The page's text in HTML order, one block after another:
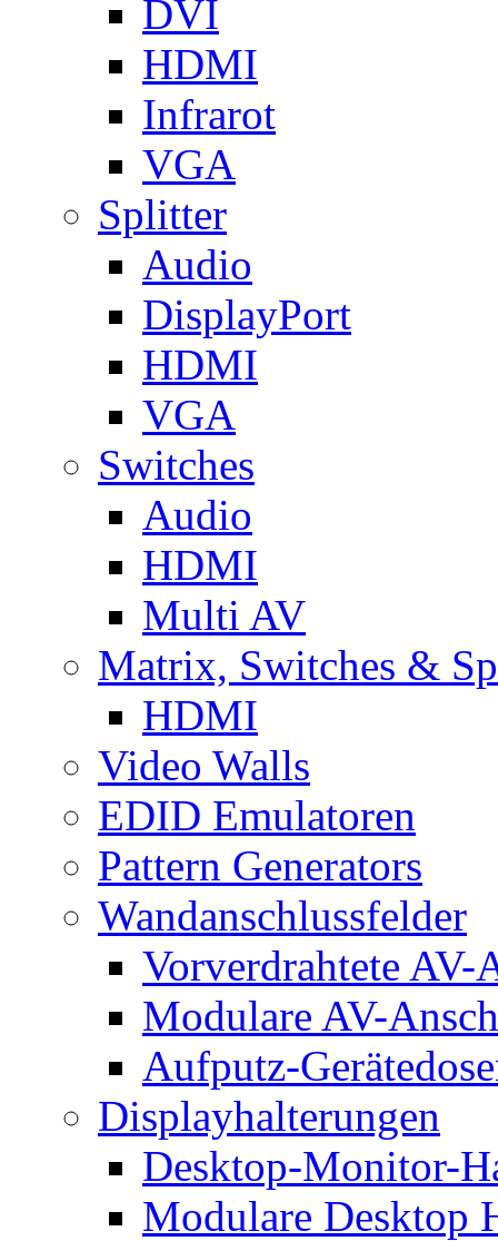
DVI
HDMI
Infrarot
VGA
Splitter
Audio
DisplayPort
HDMI
VGA
Switches
Audio
HDMI
Multi AV
Matrix, Switches &
HDMI
Video Walls
EDID Emulatoren
Pattern Generators
Wandanschlussfelder
Vorverdrahtete AV-
Modulare AV-
Aufputz-
Displayhalterungen
Desktop-Monitor-
Modulare Desktop